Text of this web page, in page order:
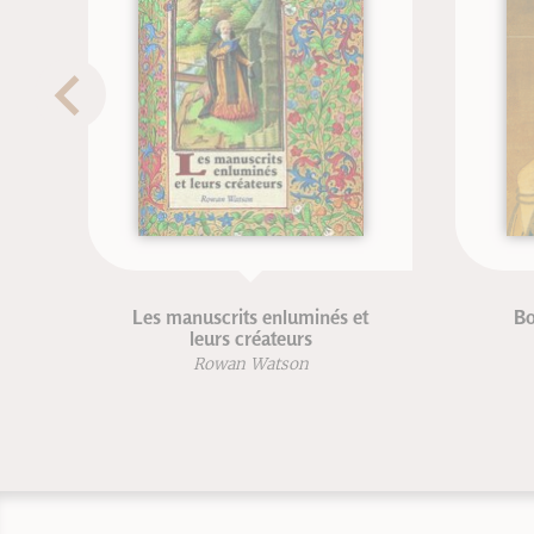
Les manuscrits enluminés et
leurs créateurs
Rowan Watson